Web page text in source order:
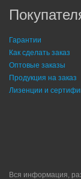
Гарантии
Как сделать заказ
Оптовые заказы
Продукция на заказ
Лизенции и
Вся информация,